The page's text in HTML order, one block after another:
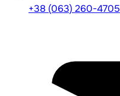
+38 (063) 260-4705